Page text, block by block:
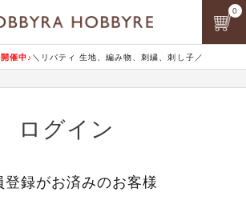
催中♪ ＼リバティ 生地、編み物、刺繍、刺し子／
0
ログイン
登録がお済みのお客様